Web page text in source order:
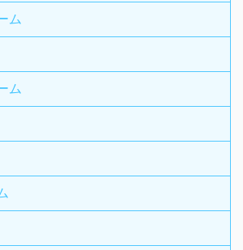
ム
ム